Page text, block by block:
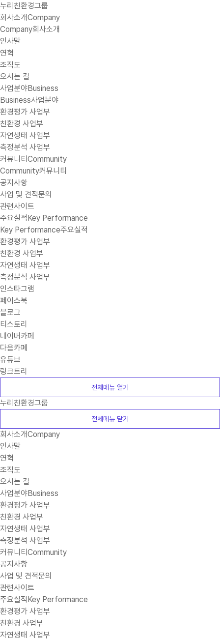
누리친환경그룹
회사소개Company
Company회사소개
인사말
연혁
조직도
오시는 길
사업분야Business
Business사업분야
환경평가 사업부
친환경 사업부
자연생태 사업부
측정분석 사업부
커뮤니티 Community
Community커뮤니티
공지사항
사업 및 견적문의
관련사이트
주요실적Key Performance
Key Performance주요실적
환경평가 사업부
친환경 사업부
자연생태 사업부
측정분석 사업부
인스타그램
페이스북
블로그
티스토리
네이버카페
다음카페
유튜브
링크트리
전체메뉴 열기
누리친환경그룹
전체메뉴 닫기
회사소개Company
인사말
연혁
조직도
오시는 길
사업분야Business
환경평가 사업부
친환경 사업부
자연생태 사업부
측정분석 사업부
커뮤니티 Community
공지사항
사업 및 견적문의
관련사이트
주요실적Key Performance
환경평가 사업부
친환경 사업부
자연생태 사업부